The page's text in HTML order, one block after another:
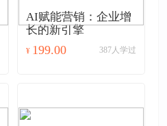
AI赋能营销：企业增
长的新引擎
¥ 199.00 387人学过